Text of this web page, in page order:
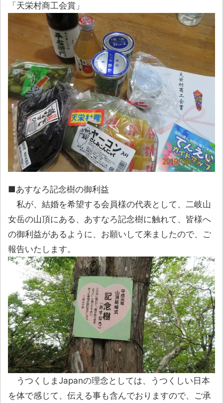
「天栄村商工会賞」
■あすなろ記念樹の御利益
私が、結婚を希望する会員様の代表として、二岐山
女岳の山頂にある、あすなろ記念樹に触れて、皆様へ
の御利益があるように、お願いして来ましたので、ご
報告いたします。
うつくしまJapanの理念としては、うつくしい日本
を体で感じて、伝える事も含んでおりますので、ご承